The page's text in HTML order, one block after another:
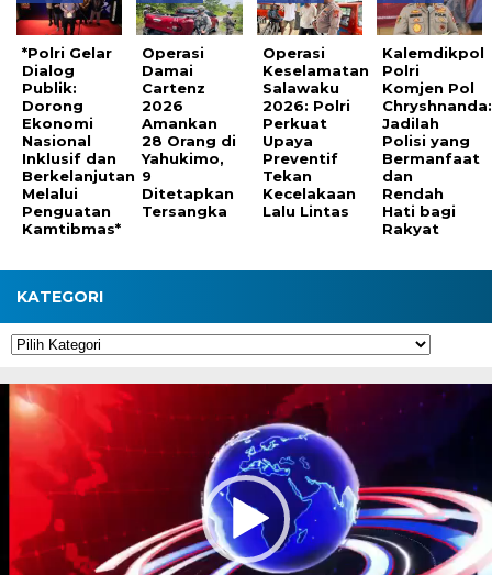
*Polri Gelar
Dialog
Publik:
Dorong
Ekonomi
Nasional
Inklusif dan
Berkelanjutan
Melalui
Penguatan
Kamtibmas*
Operasi
Damai
Cartenz
2026
Amankan
28 Orang di
Yahukimo,
9
Ditetapkan
Tersangka
Operasi
Keselamatan
Salawaku
2026: Polri
Perkuat
Upaya
Preventif
Tekan
Kecelakaan
Lalu Lintas
Kalemdikpol
Polri
Komjen Pol
Chryshnanda:
Jadilah
Polisi yang
Bermanfaat
dan
Rendah
Hati bagi
Rakyat
KATEGORI
Kategori
Pemutar
Video